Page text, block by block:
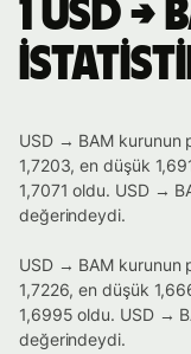
1 USD →
USD → BAM kurunun
1,7203, en düşük
1,7071 oldu. USD →
değerindeydi.
USD → BAM kurunun
1,7226, en düşük
1,6995 oldu. USD →
değerindeydi.